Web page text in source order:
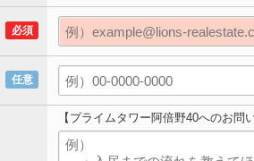
必須
任意
【プライムタワー阿倍野40へのお問